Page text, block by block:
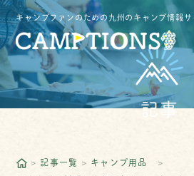
キャンプファンのための九州のキャンプ情報サ
記事
記事一覧
キャンプ用品